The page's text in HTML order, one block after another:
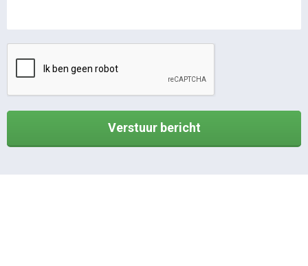
Verstuur bericht